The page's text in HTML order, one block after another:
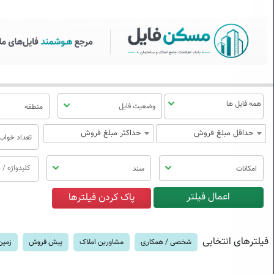
مسکن فایل | خرید، فروش،
منوی
مسکن
وضعیت فایل منطقه
حداقل مبلغ فروش حداکثر مبلغ فروش تعداد
امکانات سند
فیلترهای انتخابی شخصی / همکاری مشاورین املاک پیش فروش